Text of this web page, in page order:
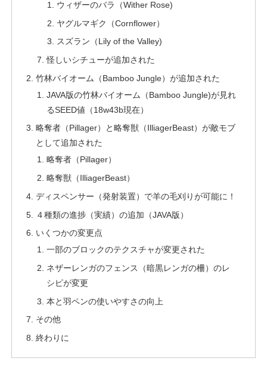
ウィザーのバラ（Wither Rose)
ヤグルマギク（Cornflower）
スズラン（Lily of the Valley)
怪しいシチューが追加された
竹林バイオーム（Bamboo Jungle）が追加された
JAVA版の竹林バイオーム（Bamboo Jungle)が見れ
るSEED値（18w43b現在）
略奪者（Pillager）と略奪獣（IlliagerBeast）が敵モブ
として追加された
略奪者（Pillager）
略奪獣（IlliagerBeast）
ディスペンサー（発射装置）で羊の毛刈りが可能に！
４種類の進捗（実績）の追加（JAVA版）
いくつかの変更点
一部のブロックのテクスチャが変更された
ネザーレンガのフェンス（暗黒レンガの柵）のレ
シピが変更
本と羽ペンの使いやすさの向上
その他
終わりに